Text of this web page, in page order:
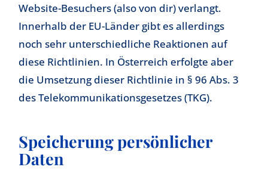
Website-Besuchers (also von dir) verlangt.
Innerhalb der EU-Länder gibt es allerdings
noch sehr unterschiedliche Reaktionen auf
diese Richtlinien. In Österreich erfolgte aber
die Umsetzung dieser Richtlinie in § 96 Abs. 3
des Telekommunikationsgesetzes (TKG).
Speicherung persönlicher
Daten